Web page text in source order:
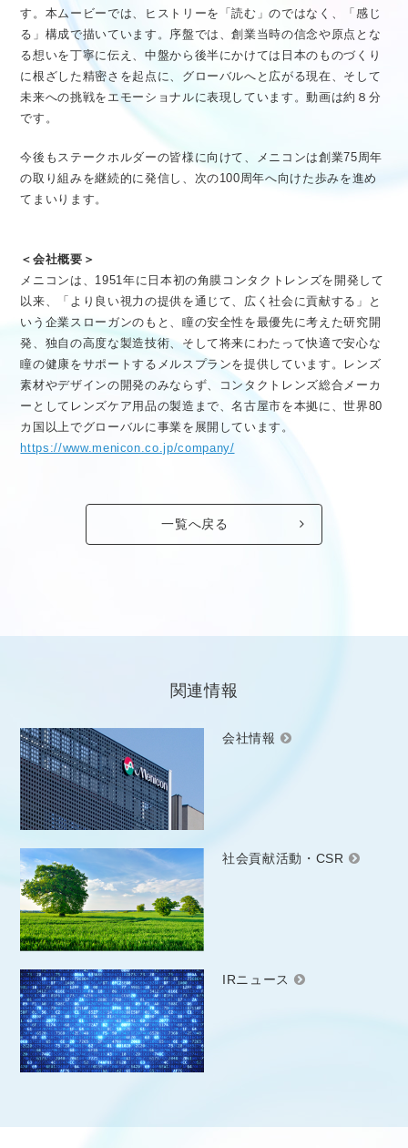
す。本ムービーでは、ヒストリーを「読む」のではなく、「感じ
る」構成で描いています。序盤では、創業当時の信念や原点とな
る想いを丁寧に伝え、中盤から後半にかけては日本のものづくり
に根ざした精密さを起点に、グローバルへと広がる現在、そして
未来への挑戦をエモーショナルに表現しています。動画は約８分
です。
今後もステークホルダーの皆様に向けて、メニコンは創業75周年
の取り組みを継続的に発信し、次の100周年へ向けた歩みを進め
てまいります。
＜会社概要＞
メニコンは、1951年に日本初の角膜コンタクトレンズを開発して
以来、「より良い視力の提供を通じて、広く社会に貢献する」と
いう企業スローガンのもと、瞳の安全性を最優先に考えた研究開
発、独自の高度な製造技術、そして将来にわたって快適で安心な
瞳の健康をサポートするメルスプランを提供しています。レンズ
素材やデザインの開発のみならず、コンタクトレンズ総合メーカ
ーとしてレンズケア用品の製造まで、名古屋市を本拠に、世界80
カ国以上でグローバルに事業を展開しています。
https://www.menicon.co.jp/company/
一覧へ戻る
関連情報
会社情報
社会貢献活動・CSR
IRニュース